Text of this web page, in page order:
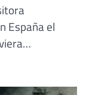
España el